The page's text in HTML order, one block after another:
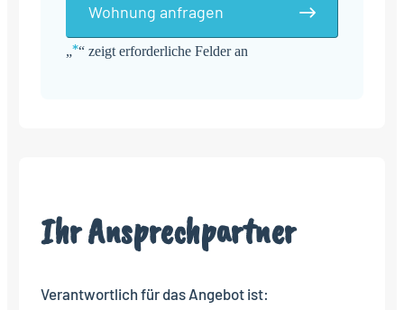
„*“ zeigt erforderliche Felder an
Wohnung anfragen
Ihr Ansprechpartner
Verantwortlich für das Angebot ist: